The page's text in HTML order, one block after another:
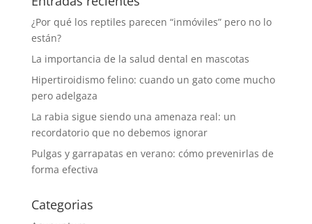
¿Por qué los reptiles parecen “inmóviles” pero no lo
están?
La importancia de la salud dental en mascotas
Hipertiroidismo felino: cuando un gato come mucho
pero adelgaza
La rabia sigue siendo una amenaza real: un
recordatorio que no debemos ignorar
Pulgas y garrapatas en verano: cómo prevenirlas de
forma efectiva
Categorias